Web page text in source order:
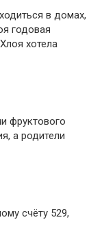
в домах,
годовая
хотела
фруктового
а родители
счёту 529,